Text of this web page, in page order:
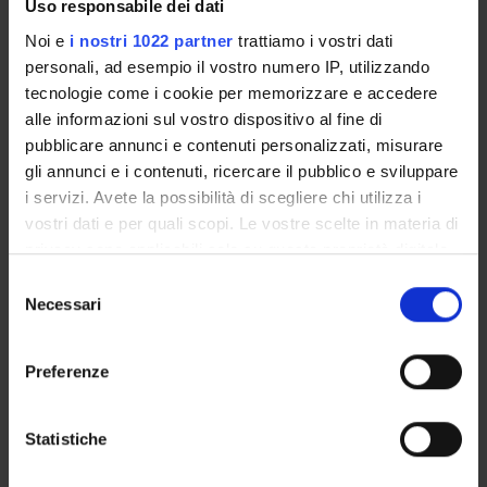
Uso responsabile dei dati
Noi e i nostri 1022 partner trattiamo i vostri dati
personali, ad esempio il vostro numero IP, utilizzando
tecnologie come i cookie per memorizzare e accedere
alle informazioni sul vostro dispositivo al fine di
pubblicare annunci e contenuti personalizzati, misurare
gli annunci e i contenuti, ricercare il pubblico e sviluppare
i servizi. Avete la possibilità di scegliere chi utilizza i
vostri dati e per quali scopi. Le vostre scelte in materia di
privacy sono applicabili solo su questa proprietà digitale
modificare o revocare il proprio consenso in qualsiasi
momento dalla Dichiarazione sui cookie o facendo clic
raccogliere informazioni sulla tua posizione
geografica, con un'approssimazione di qualche
Necessari
Preferenze
Statistiche
• collocare all’interno del contesto storico e critico le opere
esaminate
• utilizzare, in maniera autonoma, strumenti lessicali e
stilistici per l'analisi dei testi.
PREREQUISITI
È presupposta una conoscenza, di livello progredito, della
letteratura e della lingua letteraria italiana.
Programma
La poesia di Vittorio Sereni e i suoi «immediati dintorni»
TESTI DI RIFERIMENTO
– altre letture e la bibliografia critica verranno indicate